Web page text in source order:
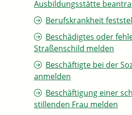
Ausbildungsstätte
Berufskrankheit
Beschädigtes oder
Straßenschild melden
Beschäftigte bei der
anmelden
Beschäftigung einer
stillenden Frau melden